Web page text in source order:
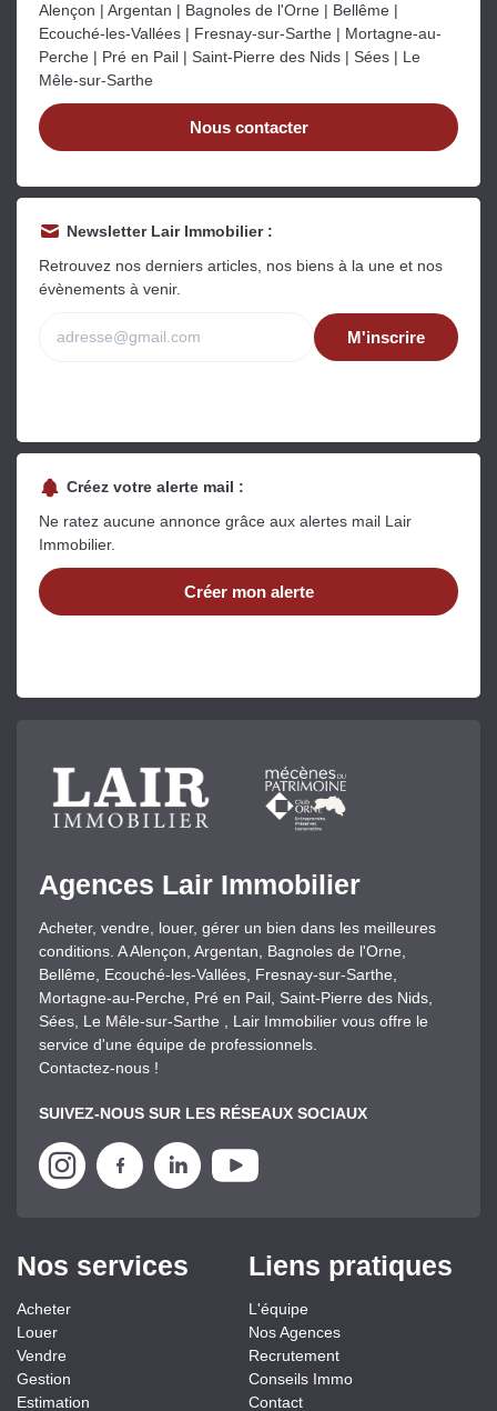
Alençon | Argentan | Bagnoles de l'Orne | Bellême |
Ecouché-les-Vallées | Fresnay-sur-Sarthe | Mortagne-au-
Perche | Pré en Pail | Saint-Pierre des Nids | Sées | Le
Mêle-sur-Sarthe
Nous contacter
Newsletter Lair Immobilier :
Retrouvez nos derniers articles, nos biens à la une et nos
évènements à venir.
M'inscrire
Créez votre alerte mail :
Ne ratez aucune annonce grâce aux alertes mail Lair
Immobilier.
Créer mon alerte
Agences Lair Immobilier
Acheter, vendre, louer, gérer un bien dans les meilleures
conditions. A Alençon, Argentan, Bagnoles de l'Orne,
Bellême, Ecouché-les-Vallées, Fresnay-sur-Sarthe,
Mortagne-au-Perche, Pré en Pail, Saint-Pierre des Nids,
Sées, Le Mêle-sur-Sarthe , Lair Immobilier vous offre le
service d'une équipe de professionnels.
Contactez-nous !
SUIVEZ-NOUS SUR LES RÉSEAUX SOCIAUX
Nos services
Acheter
Louer
Vendre
Gestion
Estimation
Liens pratiques
L'équipe
Nos Agences
Recrutement
Conseils Immo
Contact